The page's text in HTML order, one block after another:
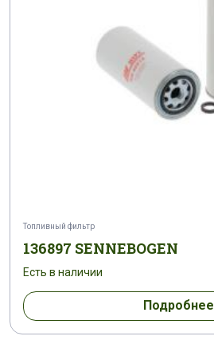
Топливный фильтр
136897 SENNEBOGEN
Есть в наличии
Подробнее